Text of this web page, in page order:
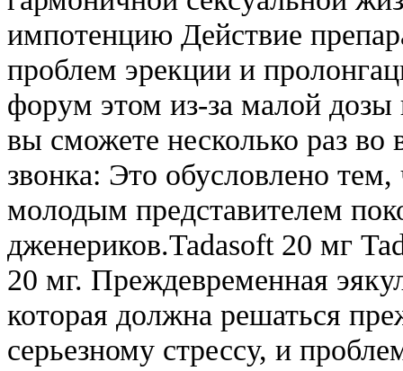
импотенцию Действие
проблем эрекции и
форум этом из-за малой дозы
вы сможете несколько раз во
звонка: Это обусловлено
молодым представителем
дженериков.Tadasoft 20 мг
20 мг. Преждевременная
которая должна решаться
серьезному стрессу, и